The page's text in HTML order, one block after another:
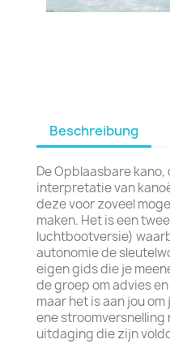
Beschreibung
De Opblaasbare
interpretatie van
deze voor zoveel
maken. Het is een
luchtbootversie)
autonomie de
eigen gids die je
de groep om advies
maar het is aan jou
ene stroomversnelling
uitdaging die zijn